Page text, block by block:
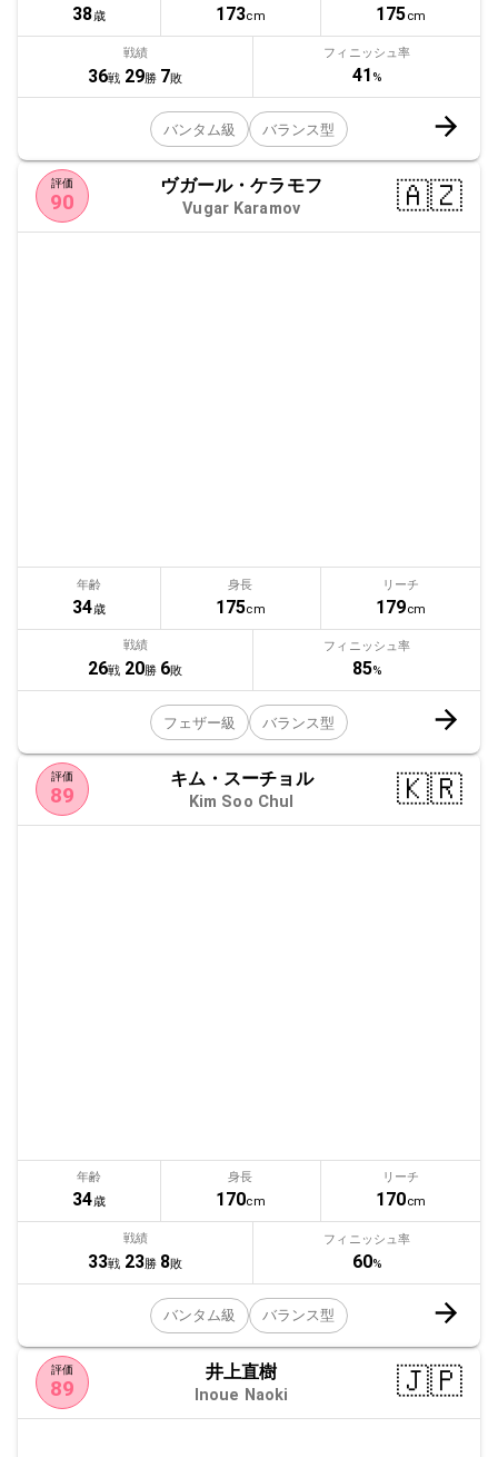
38歳 173cm 175cm
戦績
36戦 29勝 7敗
フィニッシュ率
41 %
バンタム級 バランス型
評価
90
ヴガール・ケラモフ
Vugar Karamov 🇦🇿
年齢
34歳
身長
175cm
リーチ
179cm
戦績
26戦 20勝 6敗
フィニッシュ率
85%
フェザー級 バランス型
評価
89
キム・スーチョル
Kim Soo Chul 🇰🇷
年齢
34歳
身長
170cm
リーチ
170cm
戦績
33戦 23勝 8敗
フィニッシュ率
60%
バンタム級 バランス型
評価
89
井上直樹
Inoue Naoki 🇯🇵